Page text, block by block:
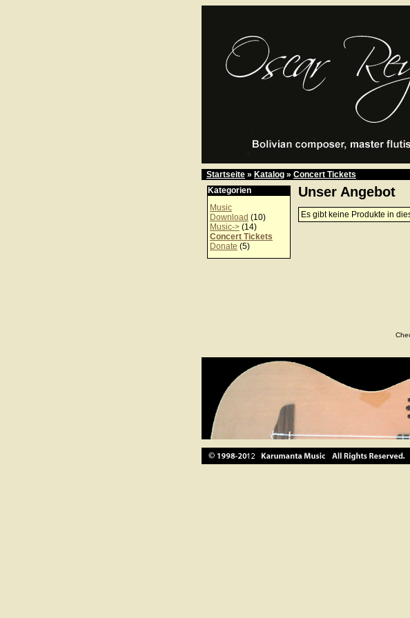
Startseite » Katalog » Concert Tickets
Kategorien
Music
Download (10)
Music-> (14)
Concert Tickets
Donate (5)
Unser Angebot
Es gibt keine Produkte in